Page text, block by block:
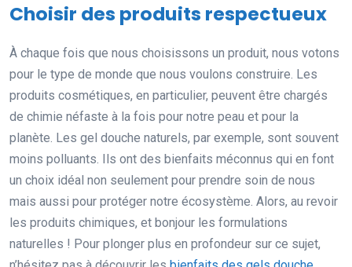
Choisir des produits respectueux
À chaque fois que nous choisissons un produit, nous votons
pour le type de monde que nous voulons construire. Les
produits cosmétiques, en particulier, peuvent être chargés
de chimie néfaste à la fois pour notre peau et pour la
planète. Les gel douche naturels, par exemple, sont souvent
moins polluants. Ils ont des bienfaits méconnus qui en font
un choix idéal non seulement pour prendre soin de nous
mais aussi pour protéger notre écosystème. Alors, au revoir
les produits chimiques, et bonjour les formulations
naturelles ! Pour plonger plus en profondeur sur ce sujet,